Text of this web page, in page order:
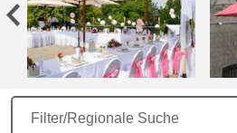
Filter/Regionale Suche